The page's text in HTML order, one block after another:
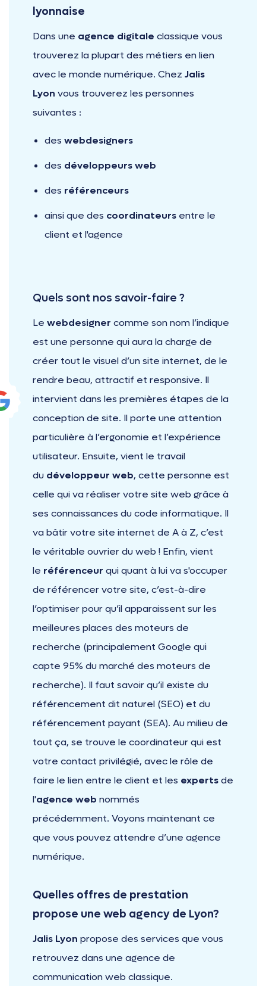
lyonnaise
Dans une agence digitale classique vous
trouverez la plupart des métiers en lien
avec le monde numérique. Chez Jalis
Lyon vous trouverez les personnes
suivantes :
des webdesigners
des développeurs web
des référenceurs
ainsi que des coordinateurs entre le
client et l'agence
Quels sont nos savoir-faire ?
Le webdesigner comme son nom l’indique
est une personne qui aura la charge de
créer tout le visuel d’un site internet, de le
rendre beau, attractif et responsive. Il
intervient dans les premières étapes de la
conception de site. Il porte une attention
particulière à l’ergonomie et l’expérience
utilisateur. Ensuite, vient le travail
du développeur web, cette personne est
celle qui va réaliser votre site web grâce à
ses connaissances du code informatique. Il
va bâtir votre site internet de A à Z, c’est
le véritable ouvrier du web ! Enfin, vient
le référenceur qui quant à lui va s'occuper
de référencer votre site, c’est-à-dire
l’optimiser pour qu’il apparaissent sur les
meilleures places des moteurs de
recherche (principalement Google qui
capte 95% du marché des moteurs de
recherche). Il faut savoir qu’il existe du
référencement dit naturel (SEO) et du
référencement payant (SEA). Au milieu de
tout ça, se trouve le coordinateur qui est
votre contact privilégié, avec le rôle de
faire le lien entre le client et les expertsde
l'agence web nommés
précédemment. Voyons maintenant ce
que vous pouvez attendre d’une agence
numérique.
Quelles offres de prestation
propose une web agency de Lyon?
Jalis Lyon propose des services que vous
retrouvez dans une agence de
communication web classique.